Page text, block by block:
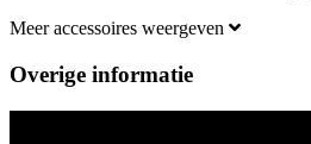
Meer accessoires weergeven
Overige informatie